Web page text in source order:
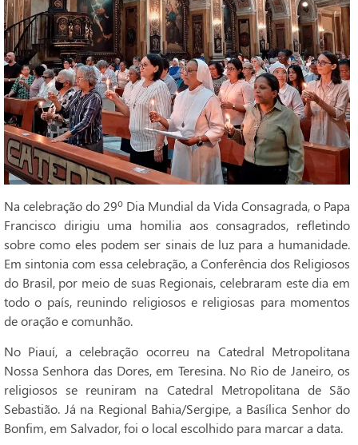
Na celebração do 29º Dia Mundial da Vida Consagrada, o Papa
Francisco dirigiu uma homilia aos consagrados, refletindo
sobre como eles podem ser sinais de luz para a humanidade.
Em sintonia com essa celebração, a Conferência dos Religiosos
do Brasil, por meio de suas Regionais, celebraram este dia em
todo o país, reunindo religiosos e religiosas para momentos
de oração e comunhão.
No Piauí, a celebração ocorreu na Catedral Metropolitana
Nossa Senhora das Dores, em Teresina. No Rio de Janeiro, os
religiosos se reuniram na Catedral Metropolitana de São
Sebastião. Já na Regional Bahia/Sergipe, a Basílica Senhor do
Bonfim, em Salvador, foi o local escolhido para marcar a data.